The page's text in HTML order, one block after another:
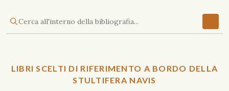
LIBRI SCELTI DI RIFERIMENTO A BORDO DELLA
STULTIFERA NAVIS